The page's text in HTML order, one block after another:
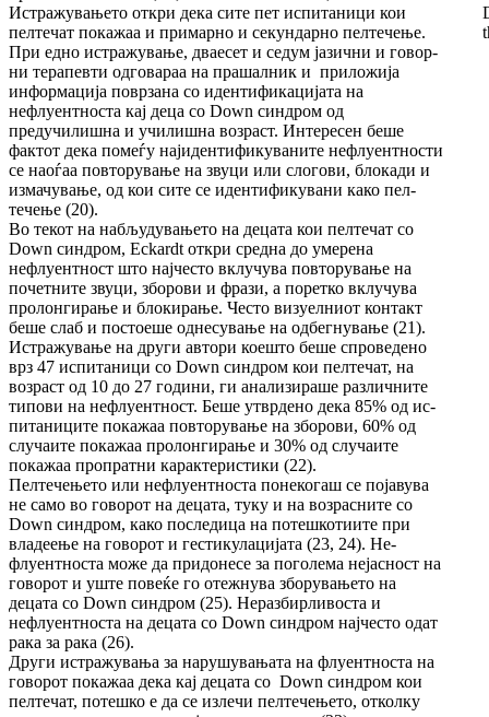
Истражувањето откри дека сите пет испитаници кои
пелтечат по­кажаа и при­марно и секундарно пелтечење.
При едно ис­тражување, дваесет и седум ја­зич­ни и го­вор­
ни терапевти одговараа на пра­шал­ник и при­ло­жија
информација поврзана со иден­­ти­фи­ка­ци­јата на
нефлуентноста кај деца со Down син­­дром од
предучилишна и училишна воз­раст. Ин­тересен беше
фактот дека по­меѓу нај­иден­ти­фикуваните нефлуентности
се наоѓаа пов­тору­вање на звуци или слогови, блокади и
из­ма­чу­ва­ње, од кои сите се идентификувани како пел­
течење (20).
Во текот на набљудувањето на децата кои пе­лтечат со
Down синдром, Eckardt откри сред­на до умерена
нефлуентност што нај­чес­то вклучува повторување на
почетните звуци, збо­рови и фрази, а поретко вклучува
про­лон­ги­ра­ње и блокирање. Често визуелниот кон­такт
беше слаб и постоеше однесување на од­бегнување (21).
Истражување на други автори коешто беше спро­ведено
врз 47 испитаници со Down син­дром кои пелтечат, на
возраст од 10 до 27 го­дини, ги анализираше различните
типови на не­флуентност. Беше утврдено дека 85% од ис­
пи­та­ниците покажаа повторување на зборови, 60% од
случаите покажаа пролонгирање и 30% од случаите
покажаа пропратни ка­рак­те­рис­тики (22).
Пелтечењето или нефлуентноста понекогаш се по­ја­вува
не само во говорот на децата, туку и на возрасните со
Down синдром, како пос­ле­ди­ца на потешкотиите при
владеење на го­во­рот и гестикулацијата (23, 24). Не­
флуент­нос­та може да придонесе за поголема не­јас­ност на
го­ворот и уште повеќе го отежнува збо­ру­ва­ње­то на
децата со Down синдром (25). Не­раз­бир­ливоста и
нефлуентноста на де­ца­та со Down синдром најчесто одат
рака за ра­ка (26).
Други истражувања за нарушувањата на флуент­носта на
говорот покажаа дека кај де­ца­та со Down синдром кои
пелтечат, по­теш­ко е да се излечи пелтечењето, отколку